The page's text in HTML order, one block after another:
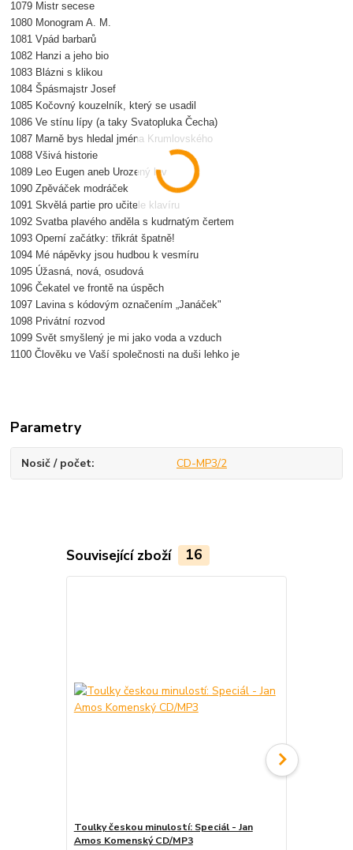
1079 Mistr secese
1080 Monogram A. M.
1081 Vpád barbarů
1082 Hanzi a jeho bio
1083 Blázni s klikou
1084 Špásmajstr Josef
1085 Kočovný kouzelník, který se usadil
1086 Ve stínu lípy (a taky Svatopluka Čecha)
1087 Marně bys hledal jména Krumlovského
1088 Všivá historie
1089 Leo Eugen aneb Urozený lev
1090 Zpěváček modráček
1091 Skvělá partie pro učitele klavíru
1092 Svatba plavého anděla s kudrnatým čertem
1093 Operní začátky: třikrát špatně!
1094 Mé nápěvky jsou hudbou k vesmíru
1095 Úžasná, nová, osudová
1096 Čekatel ve frontě na úspěch
1097 Lavina s kódovým označením „Janáček"
1098 Privátní rozvod
1099 Svět smyšlený je mi jako voda a vzduch
1100 Člověku ve Vaší společnosti na duši lehko je
Parametry
Nosič / počet CD-MP3/2
Související zboží 16
Toulky českou minulostí: Speciál - Jan
Amos Komenský CD/MP3